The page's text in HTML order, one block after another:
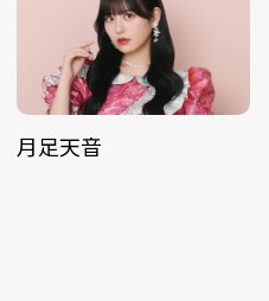
月足天音